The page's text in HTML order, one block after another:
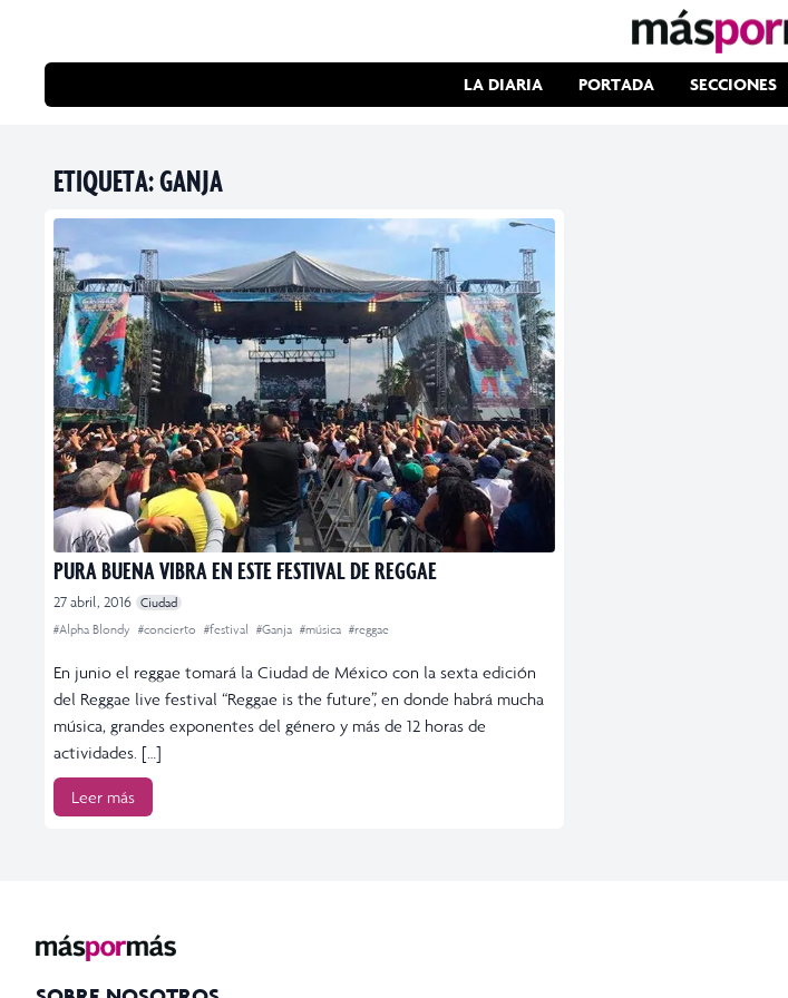
LA DIARIA PORTADA SECCIONES
ETIQUETA:GANJA
PURA BUENA VIBRA EN ESTE FESTIVAL DE REGGAE
27 abril, 2016 Ciudad
#Alpha Blondy #concierto #festival #Ganja #música #reggae
En junio el reggae tomará la Ciudad de México con la sexta edición
del Reggae live festival “Reggae is the future”, en donde habrá mucha
música, grandes exponentes del género y más de 12 horas de
actividades. […]
Leer más